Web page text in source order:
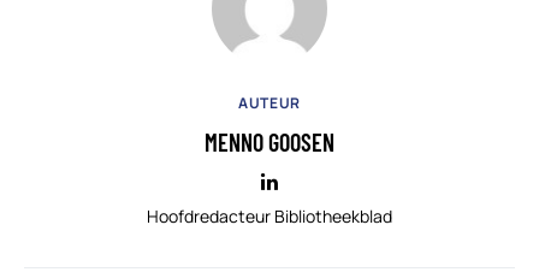
AUTEUR
MENNO GOOSEN
Hoofdredacteur Bibliotheekblad